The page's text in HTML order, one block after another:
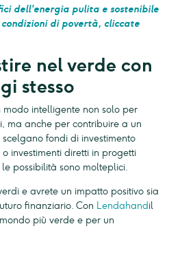
dell'energia pulita e sostenibile
condizioni di povertà, cliccate
nel verde con
stesso
modo intelligente non solo per
ma anche per contribuire a un
fondi di investimento
investimenti diretti in progetti
possibilità sono molteplici.
e avrete un impatto positivo sia
finanziario. Con Lendahandil
più verde e per un